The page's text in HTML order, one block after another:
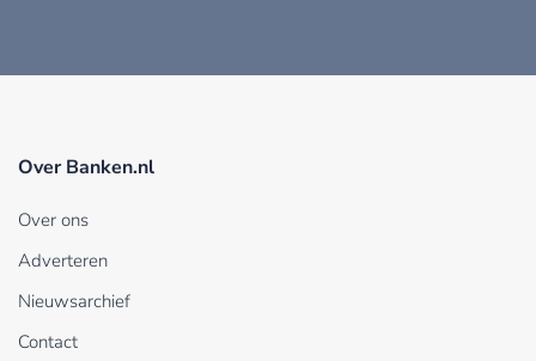
Over Banken.nl
Over ons
Adverteren
Nieuwsarchief
Contact